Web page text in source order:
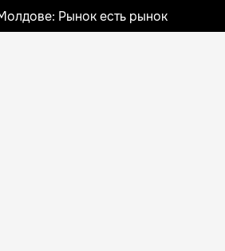
Рынок есть рынок